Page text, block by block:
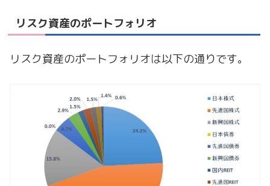
リスク資産のポートフォリオ
リスク資産のポートフォリオは以下の通りです。